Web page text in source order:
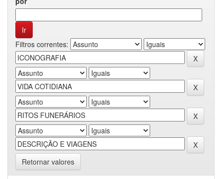
Filtros correntes:
Retornar valores